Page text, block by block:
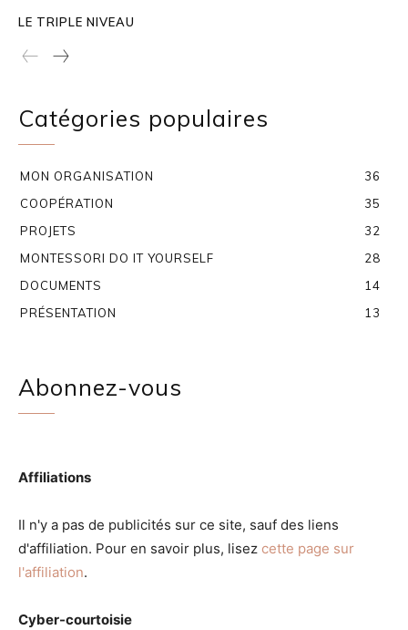
LE TRIPLE NIVEAU
Catégories populaires
MON ORGANISATION
36
COOPÉRATION
35
PROJETS
32
MONTESSORI DO IT YOURSELF
28
DOCUMENTS
14
PRÉSENTATION
13
Abonnez-vous
Affiliations
Il n'y a pas de publicités sur ce site, sauf des liens
d'affiliation. Pour en savoir plus, lisez cette page sur
l'affiliation.
Cyber-courtoisie